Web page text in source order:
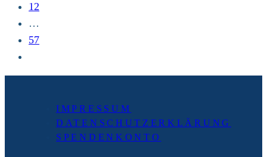
12
…
57
nächsten
IMPRESSUM
DATENSCHUTZERKLÄRUNG
SPENDENKONTO